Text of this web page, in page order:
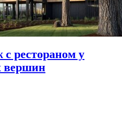
рестораном у
вершин